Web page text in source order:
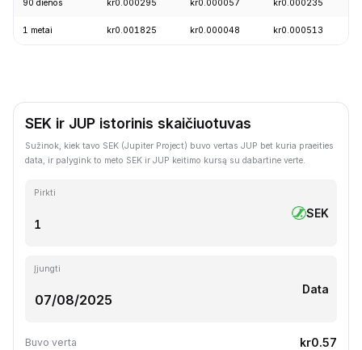
90 dienos kr0.000295 kr0.000057 kr0.000235
1 metai kr0.001825 kr0.000048 kr0.000513
SEK ir JUP istorinis skaičiuotuvas
Sužinok, kiek tavo SEK (Jupiter Project) buvo vertas JUP bet kuria praeities
data, ir palygink to meto SEK ir JUP keitimo kursą su dabartine verte.
Pirkti
SEK
Įjungti
Data
Buvo verta kr0.57